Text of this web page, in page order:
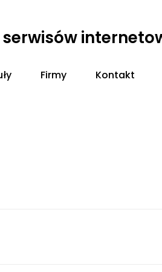
Firmy Kontakt